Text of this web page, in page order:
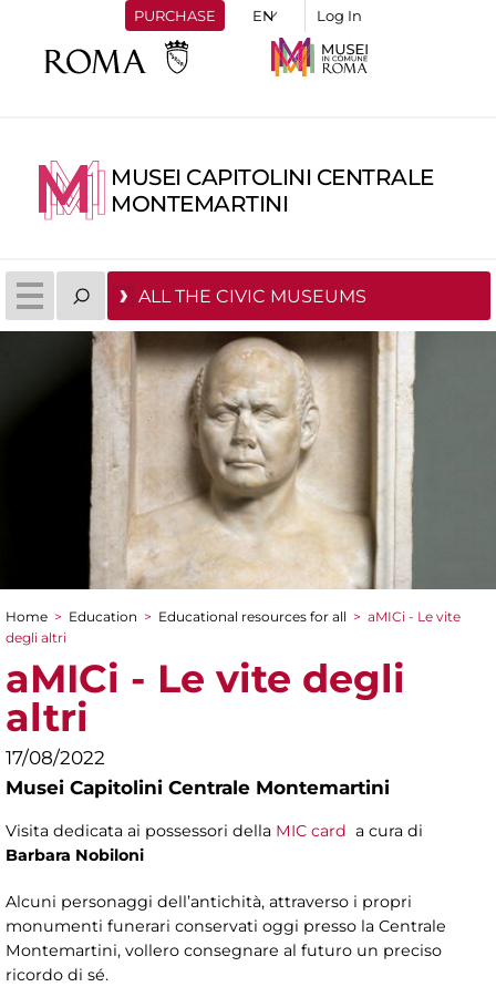
PURCHASE Log In
MUSEI CAPITOLINI CENTRALE
MONTEMARTINI
ALL THE CIVIC MUSEUMS
You are here
Home > Education > Educational resources for all > aMICi - Le vite
degli altri
aMICi - Le vite degli
altri
17/08/2022
Musei Capitolini Centrale Montemartini
Visita dedicata ai possessori della MIC card a cura di
Barbara Nobiloni
Alcuni personaggi dell’antichità, attraverso i propri
monumenti funerari conservati oggi presso la Centrale
Montemartini, vollero consegnare al futuro un preciso
ricordo di sé.